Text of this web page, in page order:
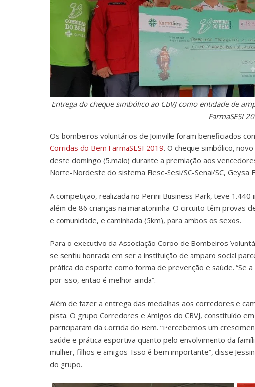
Entrega do cheque simbólico ao CBVJ como entidade de
FarmaSESI
Os bombeiros voluntários de Joinville foram beneficiados
Corridas do Bem FarmaSESI 2019. O cheque simbólico,
deste domingo (5.maio) durante a premiação aos
Norte-Nordeste do sistema Fiesc-Sesi/SC-Senai/SC, Geysa
A competição, realizada no Perini Business Park, teve
além de 86 crianças na maratoninha. O circuito têm provas
e comunidade, e caminhada (5km), para ambos os sexos.
Para o executivo da Associação Corpo de Bombeiros
se sentiu honrada em ser a instituição de amparo social
prática do esporte como forma de prevenção e saúde. “Se
por isso, então é melhor ainda”.
Além de fazer a entrega das medalhas aos corredores e
pista. O grupo Corredores e Amigos do CBVJ, constituído
participaram da Corrida do Bem. “Percebemos um
saúde e prática esportiva quanto pelo envolvimento da
mulher, filhos e amigos. Isso é bem importante”, disse
do grupo.